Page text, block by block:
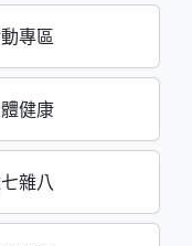
專區
健康
雜八